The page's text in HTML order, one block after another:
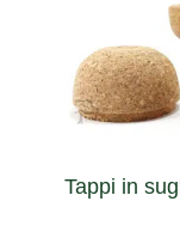
Tappi in
sagomati